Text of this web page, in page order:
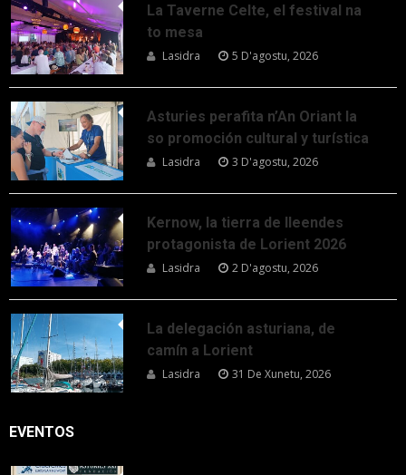
La Taverne Celte, el festival na
to mesa
Lasidra 5 D'agostu, 2026
Asturies perafita n’An Oriant la
so promoción cultural y turística
Lasidra 3 D'agostu, 2026
Kernow, la tierra de lleendes
protagonista de Lorient 2026
Lasidra 2 D'agostu, 2026
La delegación asturiana, de
camín a Lorient
Lasidra 31 De Xunetu, 2026
EVENTOS